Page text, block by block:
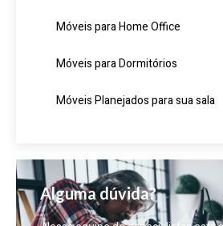
Móveis para Home Office
Móveis para Dormitórios
Móveis Planejados para sua sala
Alguma dúvida?